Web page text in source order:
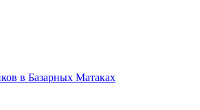
в Базарных Матаках